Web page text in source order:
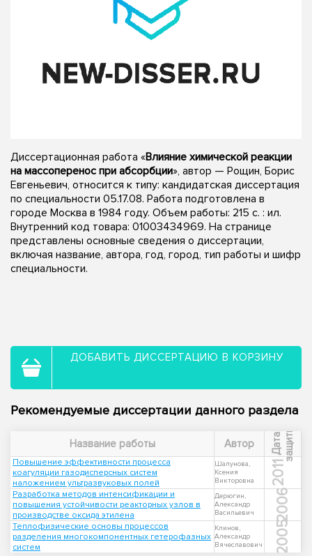
Диссертационная работа «Влияние химической реакции
на массоперенос при абсорбции», автор — Рощин, Борис
Евгеньевич, относится к типу: кандидатская диссертация
по специальности 05.17.08. Работа подготовлена в
городе Москва в 1984 году. Объем работы: 215 c. : ил.
Внутренний код товара: 01003434969. На странице
представлены основные сведения о диссертации,
включая название, автора, год, город, тип работы и шифр
специальности.
ДОБАВИТЬ ДИССЕРТАЦИЮ В КОРЗИНУ
Рекомендуемые диссертации данного раздела
Название работы Автор Д
а
т
а
з
а
щ
и
т ы
Повышение эффективности процесса
коагуляции газодисперсных систем
наложением ультразвуковых полей
Шалунова,
Ксения
Викторовна
2011
Разработка методов интенсификации и
повышения устойчивости реакторных узлов в
производстве оксида этилена
Дерюгин,
Александр
Васильевич
2006
Теплофизические основы процессов
разделения многокомпонентных гетерофазных
систем
Клинов,
Александр
Вячеславович
2005